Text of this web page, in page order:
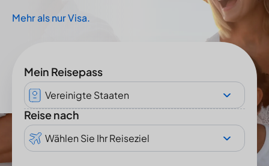
Mehr als nur Visa.
Mein Reisepass
Vereinigte Staaten
Reise nach
Wählen Sie Ihr Reiseziel